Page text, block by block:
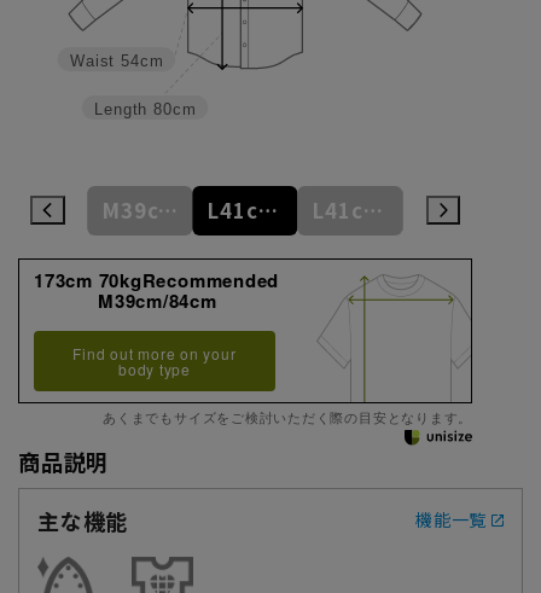
Length 80cm
Waist 54cm
M39cm/84cm L41cm/76cm L41cm/78cm
173cm 70kgRecommended
M39cm/84cm
Find out more on your
body type
あくまでもサイズをご検討いただく際の目安となります。
商品説明
主な機能
機能一覧